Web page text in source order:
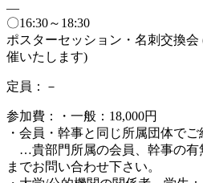
—
〇16:30～18:30
ポスターセッション・名刺交換
催いたします)
定員：－
参加費：・一般：18,000円
・会員・幹事と同じ所属団体で
…貴部門所属の会員、幹事の有
までお問い合わせ下さい。